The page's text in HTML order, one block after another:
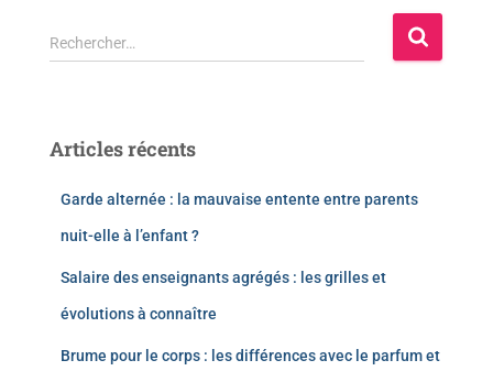
Rechercher…
Articles récents
Garde alternée : la mauvaise entente entre parents
nuit-elle à l’enfant ?
Salaire des enseignants agrégés : les grilles et
évolutions à connaître
Brume pour le corps : les différences avec le parfum et